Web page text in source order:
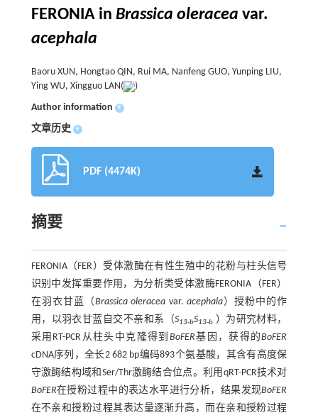
FERONIA in Brassica oleracea var.
acephala
Baoru XUN, Hongtao QIN, Rui MA, Nanfeng GUO, Yunping LIU,
Ying WU, Xingguo LAN(
)
Author information +
文章历史 +
PDF (4474K)
摘要
FERONIA（FER）受体激酶在有性生殖中的花粉与柱头信号
识别中发挥重要作用，为分析类受体激酶FERONIA（FER）
在羽衣甘蓝（Brassica oleracea var. acephala）授粉中的作
用，以羽衣甘蓝自交不亲和系（S13-bS13-b ）为研究材料，
采用RT-PCR从柱头中克隆得到 BoFER基因，获得的BoFER
cDNA序列，全长2 682 bp编码893个氨基酸，其含有高度保
守激酶结构域和Ser/Thr激酶结合位点。利用qRT-PCR技术对
BoFER在授粉过程中的表达水平进行分析，结果发现BoFER
在不亲和授粉过程其表达量逐渐升高，而在亲和授粉过程